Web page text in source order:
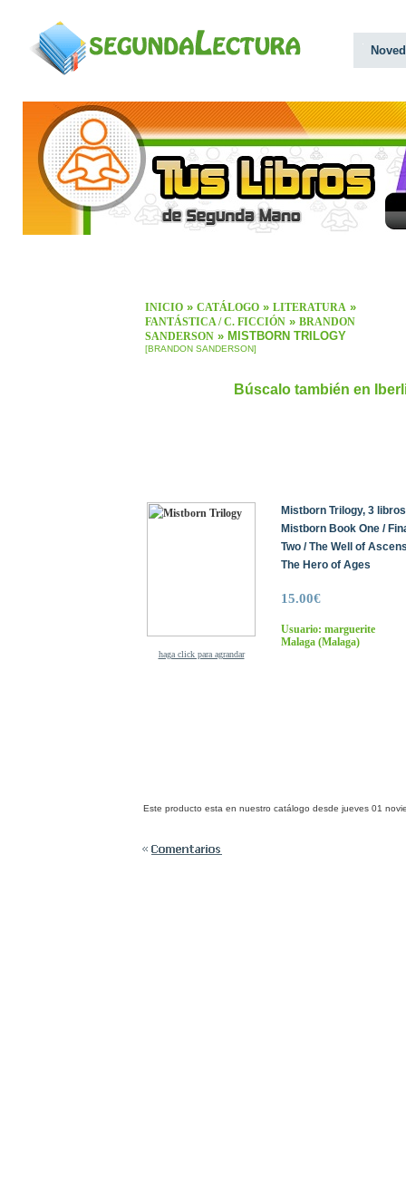
INICIO » CATÁLOGO » LITERATURA »
FANTÁSTICA / C. FICCIÓN » BRANDON
SANDERSON » MISTBORN TRILOGY
[BRANDON SANDERSON]
Búscalo también en
haga click para agrandar
Mistborn Trilogy, 3
Mistborn Book One /
Two / The Well of
The Hero of Ages
15.00€
Usuario: marguerite
Malaga (Malaga)
Este producto esta en nuestro catálogo desde jueves 01